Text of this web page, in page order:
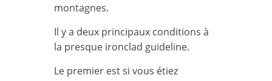
montagnes.
Il y a deux principaux conditions à
la presque ironclad guideline.
Le premier est si vous étiez